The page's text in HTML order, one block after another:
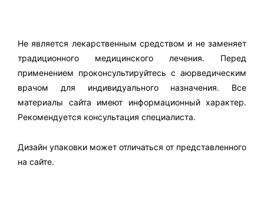
Не является лекарственным средством и не заменяет
традиционного медицинского лечения. Перед
применением проконсультируйтесь с аюрведическим
врачом для индивидуального назначения. Все
материалы сайта имеют информационный характер.
Рекомендуется консультация специалиста.
Дизайн упаковки может отличаться от представленного
на сайте.